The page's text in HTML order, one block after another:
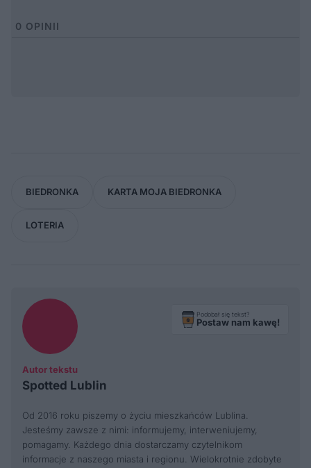
0 OPINII
BIEDRONKA KARTA MOJA BIEDRONKA
LOTERIA
Autor tekstu
Spotted Lublin
Podobał się tekst?
Postaw nam kawę!
Od 2016 roku piszemy o życiu mieszkańców Lublina.
Jesteśmy zawsze z nimi: informujemy, interweniujemy,
pomagamy. Każdego dnia dostarczamy czytelnikom
informacje z naszego miasta i regionu. Wielokrotnie zdobyte